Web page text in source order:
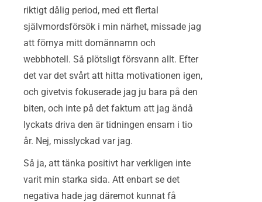
riktigt dålig period, med ett flertal
självmordsförsök i min närhet, missade jag
att förnya mitt domännamn och
webbhotell. Så plötsligt försvann allt. Efter
det var det svårt att hitta motivationen igen,
och givetvis fokuserade jag ju bara på den
biten, och inte på det faktum att jag ändå
lyckats driva den är tidningen ensam i tio
år. Nej, misslyckad var jag.
Så ja, att tänka positivt har verkligen inte
varit min starka sida. Att enbart se det
negativa hade jag däremot kunnat få